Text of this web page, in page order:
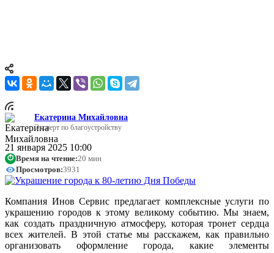
Екатерина Михайловна
Эксперт по благоустройству
21 января 2025 10:00
⏱ Время на чтение:20 мин
Просмотров:3931
Компания Инов Сервис предлагает комплексные услуги по
украшению городов к этому великому событию. Мы знаем,
как создать праздничную атмосферу, которая тронет сердца
всех жителей. В этой статье мы расскажем, как правильно
организовать оформление города, какие элементы